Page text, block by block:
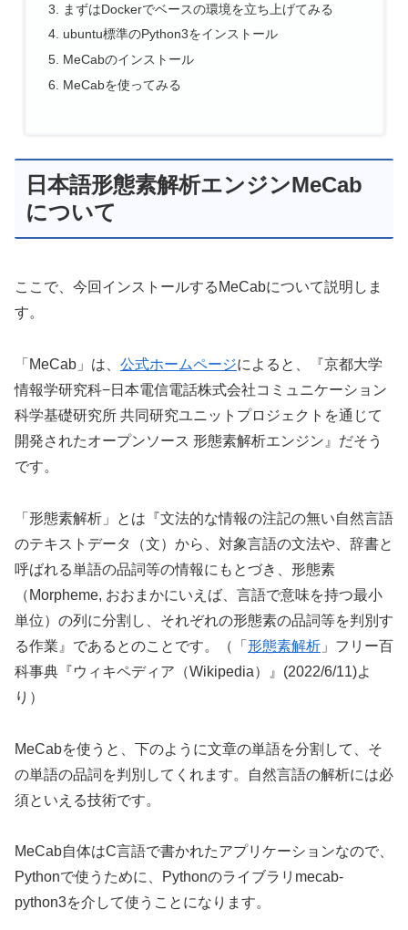
まずはDockerでベースの環境を立ち上げてみる
ubuntu標準のPython3をインストール
MeCabのインストール
MeCabを使ってみる
日本語形態素解析エンジンMeCab
について
ここで、今回インストールするMeCabについて説明しま
す。
「MeCab」は、 公式ホームページによると、『京都大学
情報学研究科−日本電信電話株式会社コミュニケーション
科学基礎研究所 共同研究ユニットプロジェクトを通じて
開発されたオープンソース 形態素解析エンジン』だそう
です。
「形態素解析」とは『文法的な情報の注記の無い自然言語
のテキストデータ（文）から、対象言語の文法や、辞書と
呼ばれる単語の品詞等の情報にもとづき、形態素
（Morpheme, おおまかにいえば、言語で意味を持つ最小
単位）の列に分割し、それぞれの形態素の品詞等を判別す
る作業』であるとのことです。（「 形態素解析 」フリー百
科事典『ウィキペディア（Wikipedia）』(2022/6/11)よ
り）
MeCabを使うと、下のように文章の単語を分割して、そ
の単語の品詞を判別してくれます。自然言語の解析には必
須といえる技術です。
MeCab自体はC言語で書かれたアプリケーションなので、
Pythonで使うために、Pythonのライブラリmecab-
python3を介して使うことになります。